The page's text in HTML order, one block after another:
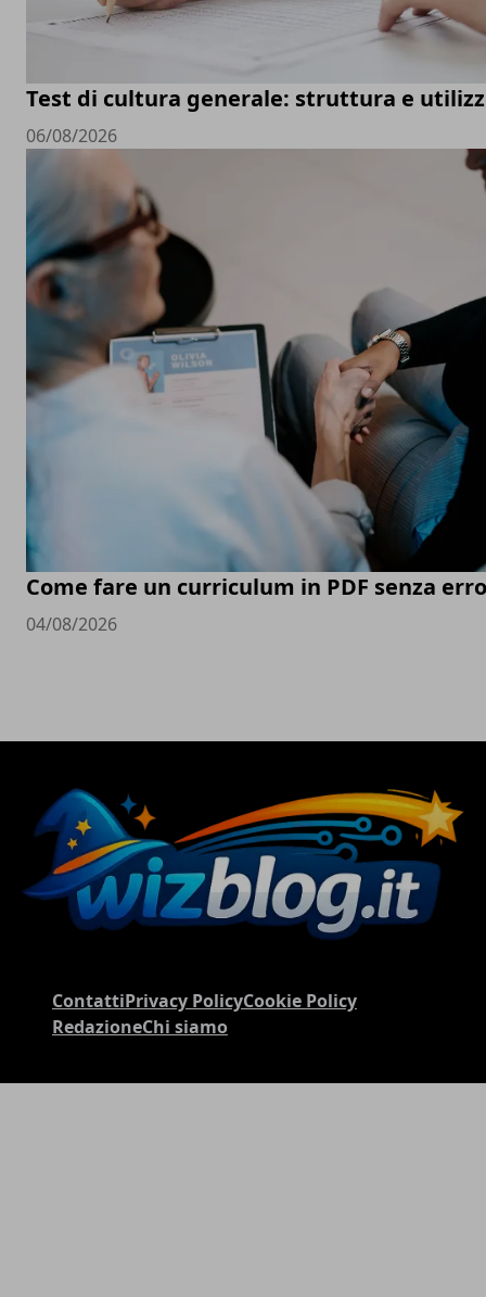
Test di cultura generale: struttura e
06/08/2026
Come fare un curriculum in PDF senza
04/08/2026
ContattiPrivacy PolicyCookie Policy
RedazioneChi siamo